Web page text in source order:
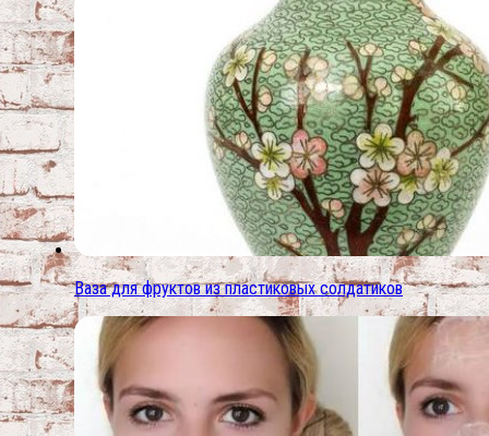
Ваза для фруктов из пластиковых солдатиков